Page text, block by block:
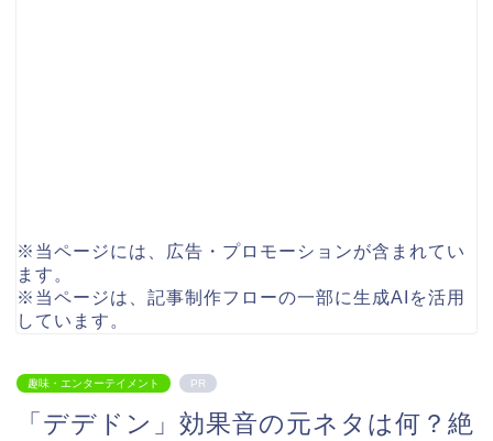
※当ページには、広告・プロモーションが含まれてい
ます。
※当ページは、記事制作フローの一部に生成AIを活用
しています。
趣味・エンターテイメント PR
「デデドン」効果音の元ネタは何？絶